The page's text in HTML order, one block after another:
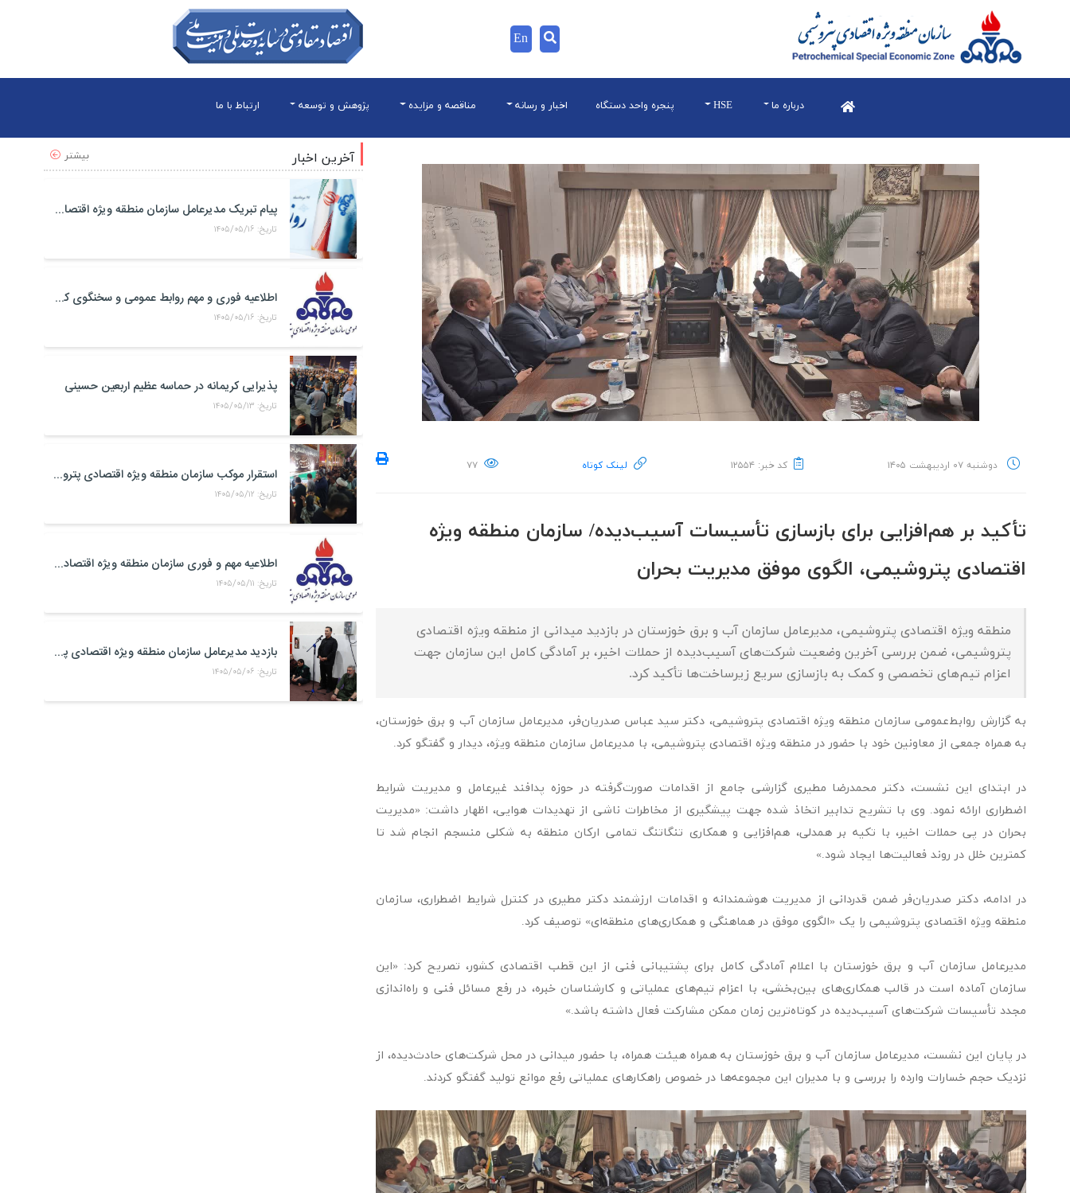
En
درباره ما HSE پنجره واحد دستگاه اخبار و رسانه مناقصه و مزایده پژوهش و توسعه ارتباط با ما
دوشنبه ۰۷ اردیبهشت ۱۴۰۵ کد خبر: ۱۲۵۵۴ لینک کوتاه ۷۷
تأکید بر هم‌افزایی برای بازسازی تأسیسات آسیب‌دیده/ سازمان منطقه ویژه
اقتصادی پتروشیمی، الگوی موفق مدیریت بحران ‌
منطقه ویژه اقتصادی پتروشیمی، مدیرعامل سازمان آب و برق خوزستان در بازدید میدانی از منطقه ویژه اقتصادی
پتروشیمی، ضمن بررسی آخرین وضعیت شرکت‌های آسیب‌دیده از حملات اخیر، بر آمادگی کامل این سازمان جهت
اعزام تیم‌های تخصصی و کمک به بازسازی سریع زیرساخت‌ها تأکید کرد.
به گزارش روابط‌عمومی سازمان منطقه ویژه اقتصادی پتروشیمی، دکتر سید عباس صدریان‌فر، مدیرعامل سازمان آب و برق خوزستان،
به همراه جمعی از معاونین خود با حضور در منطقه ویژه اقتصادی پتروشیمی، با مدیرعامل سازمان منطقه ویژه، دیدار و گفتگو کرد.
در ابتدای این نشست، دکتر محمدرضا مطیری گزارشی جامع از اقدامات صورت‌گرفته در حوزه پدافند غیرعامل و مدیریت شرایط
اضطراری ارائه نمود. وی با تشریح تدابیر اتخاذ شده جهت پیشگیری از مخاطرات ناشی از تهدیدات هوایی، اظهار داشت: «مدیریت
بحران در پی حملات اخیر، با تکیه بر همدلی، هم‌افزایی و همکاری تنگاتنگ تمامی ارکان منطقه به شکلی منسجم انجام شد تا
کمترین خلل در روند فعالیت‌ها ایجاد شود.»
در ادامه، دکتر صدریان‌فر ضمن قدردانی از مدیریت هوشمندانه و اقدامات ارزشمند دکتر مطیری در کنترل شرایط اضطراری، سازمان
منطقه ویژه اقتصادی پتروشیمی را یک «الگوی موفق در هماهنگی و همکاری‌های منطقه‌ای» توصیف کرد.
مدیرعامل سازمان آب و برق خوزستان با اعلام آمادگی کامل برای پشتیبانی فنی از این قطب اقتصادی کشور، تصریح کرد: «این
سازمان آماده است در قالب همکاری‌های بین‌بخشی، با اعزام تیم‌های عملیاتی و کارشناسان خبره، در رفع مسائل فنی و راه‌اندازی
مجدد تأسیسات شرکت‌های آسیب‌دیده در کوتاه‌ترین زمان ممکن مشارکت فعال داشته باشد.»
در پایان این نشست، مدیرعامل سازمان آب و برق خوزستان به همراه هیئت همراه، با حضور میدانی در محل شرکت‌های حادث‌دیده، از
نزدیک حجم خسارات وارده را بررسی و با مدیران این مجموعه‌ها در خصوص راهکارهای عملیاتی رفع موانع تولید گفتگو کردند.
بیشتر آخرین اخبار
پیام تبریک مدیرعامل سازمان منطقه ویژه اقتصادی پتروشیمی به مناسبت روز خبرنگار
تاریخ: ۱۴۰۵/۰۵/۱۶
اطلاعیه فوری و مهم روابط عمومی و سخنگوی کمیته مدیریت بحران منطقه ويژه اقتصادی پتروشيمی
تاریخ: ۱۴۰۵/۰۵/۱۶
پذیرایی کریمانه در حماسه عظیم اربعین حسینی
تاریخ: ۱۴۰۵/۰۵/۱۳
استقرار موکب سازمان منطقه ویژه اقتصادی پتروشیمی در محل تجمعات مردمی در میدان امام بندر ماهشهر
تاریخ: ۱۴۰۵/۰۵/۱۲
اطلاعیه مهم و فوری سازمان منطقه ویژه اقتصادی پتروشیمی
تاریخ: ۱۴۰۵/۰۵/۱۱
بازدید مدیرعامل سازمان منطقه ویژه اقتصادی پتروشیمی از موکب حضرت علی اکبر(ع) کارکنان منطقه ویژه اقتصادی پتروشیمی در مرز شلمچه
تاریخ: ۱۴۰۵/۰۵/۰۶